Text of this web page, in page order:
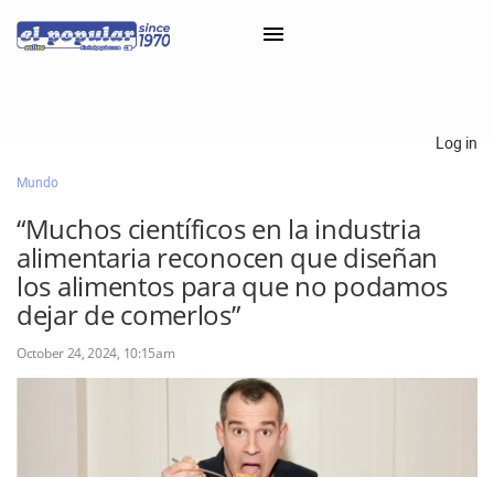
Classifieds
Categorías
Iniciar sesión con Clascal
×
Log in
Mundo
“Muchos científicos en la industria
alimentaria reconocen que diseñan
los alimentos para que no podamos
dejar de comerlos”
October 24, 2024, 10:15am